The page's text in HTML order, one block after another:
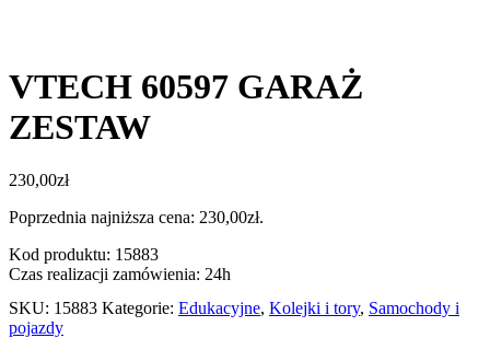
VTECH 60597 GARAŻ
ZESTAW
230,00zł
Poprzednia najniższa cena: 230,00zł.
Kod produktu: 15883
Czas realizacji zamówienia: 24h
SKU: 15883 Kategorie: Edukacyjne, Kolejki i tory, Samochody i
pojazdy